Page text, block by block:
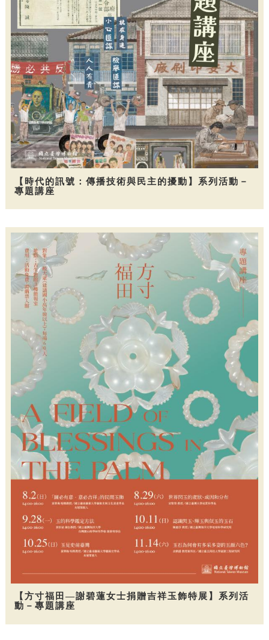
【時代的訊號：傳播技術與民主的擾動】系列活動－
專題講座
【方寸福田—謝碧蓮女士捐贈吉祥玉飾特展】系列活
動－專題講座